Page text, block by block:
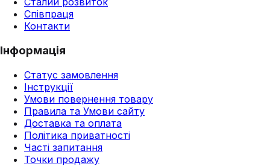
Співпраця
Контакти
Інформація
Статус замовлення
Інструкції
Умови повернення товару
Правила та Умови сайту
Доставка та оплата
Політика приватності
Часті запитання
Точки продажу